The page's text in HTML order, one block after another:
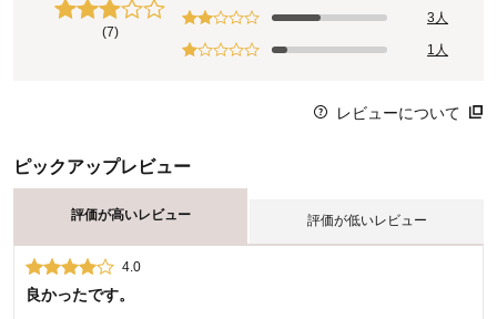
(7)
3人
1人
レビューについて
ピックアップレビュー
評価が高いレビュー 評価が低いレビュー
4.0
良かったです。
1.0
まさかの横長